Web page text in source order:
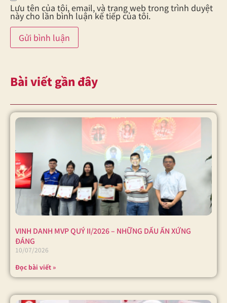
Lưu tên của tôi, email, và trang web trong trình duyệt
này cho lần bình luận kế tiếp của tôi.
Bài viết gần đây
VINH DANH MVP QUÝ II/2026 – NHỮNG DẤU ẤN XỨNG
ĐÁNG
10/07/2026
Đọc bài viết »